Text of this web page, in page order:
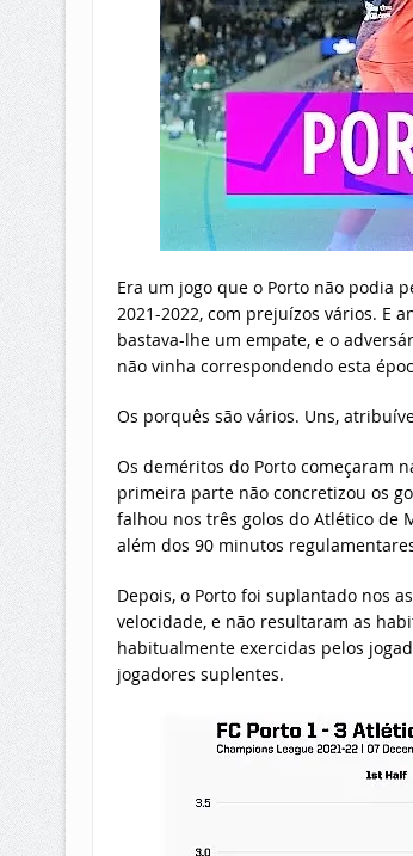
Era um jogo que o Porto não podia
2021-2022, com prejuízos vários. E
bastava-lhe um empate, e o
não vinha correspondendo esta
Os porquês são vários. Uns,
Os deméritos do Porto começaram
primeira parte não concretizou os
falhou nos três golos do Atlético de
além dos 90 minutos
Depois, o Porto foi suplantado nos
velocidade, e não resultaram as
habitualmente exercidas pelos
jogadores suplentes.